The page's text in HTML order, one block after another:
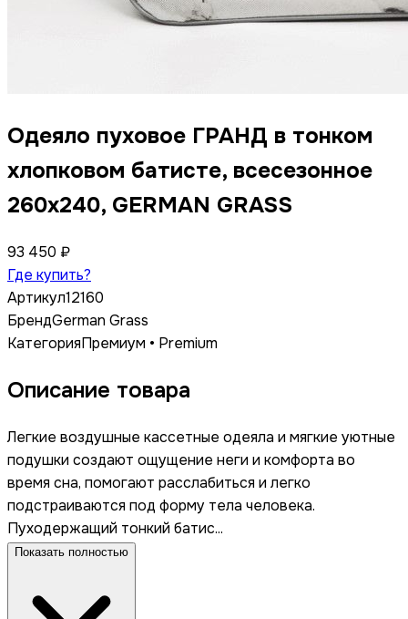
Одеяло пуховое ГРАНД в тонком
хлопковом батисте, всесезонное
260x240, GERMAN GRASS
93 450 ₽
Где купить?
Артикул12160
БрендGerman Grass
КатегорияПремиум • Premium
Описание товара
Легкие воздушные кассетные одеяла и мягкие уютные
подушки создают ощущение неги и комфорта во
время сна, помогают расслабиться и легко
подстраиваются под форму тела человека.
Пуходержащий тонкий батис...
Показать полностью